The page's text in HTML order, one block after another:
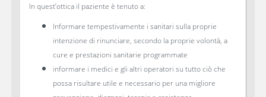
In quest’ottica il paziente è tenuto a:
Informare tempestivamente i sanitari sulla proprie
intenzione di rinunciare, secondo la proprie volontà, a
cure e prestazioni sanitarie programmate
informare i medici e gli altri operatori su tutto ciò che
possa risultare utile e necessario per una migliore